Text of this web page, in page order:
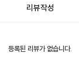
리뷰작성
등록된 리뷰가 없습니다.